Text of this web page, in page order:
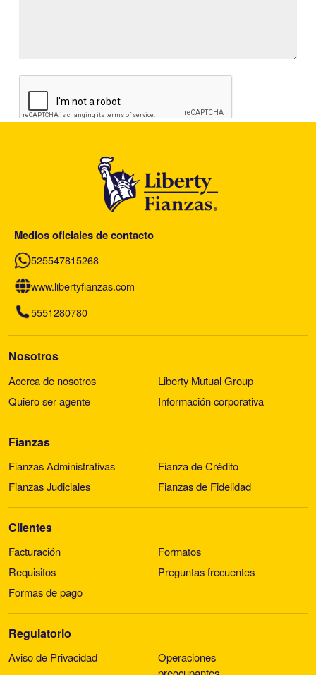
Medios oficiales de contacto
525547815268
www.libertyfianzas.com
5551280780
Nosotros
Acerca de nosotros
Liberty Mutual Group
Quiero ser agente
Información corporativa
Fianzas
Fianzas Administrativas
Fianza de Crédito
Fianzas Judiciales
Fianzas de Fidelidad
Clientes
Facturación
Formatos
Requisitos
Preguntas frecuentes
Formas de pago
Regulatorio
Aviso de Privacidad
Operaciones